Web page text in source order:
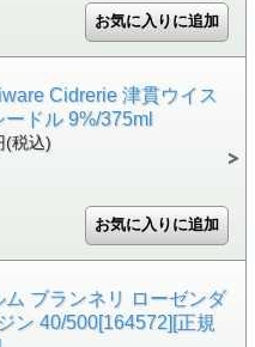
Cidrerie 津貫ウイス
ドル 9%/375ml
(税込)
ム ブランネリ ローゼンダ
ン 40/500[164572][正規